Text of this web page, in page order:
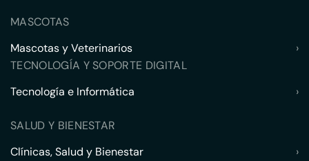
MASCOTAS
Mascotas y Veterinarios
›
TECNOLOGÍA Y SOPORTE DIGITAL
Tecnología e Informática
›
SALUD Y BIENESTAR
Clínicas, Salud y Bienestar
›